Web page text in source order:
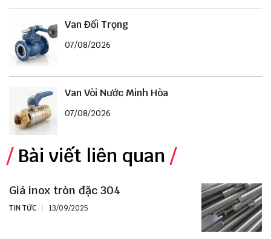
Van Đối Trọng
07/08/2026
Van Vòi Nước Minh Hòa
07/08/2026
Bài viết liên quan
Giá inox tròn đặc 304
TIN TỨC 13/09/2025